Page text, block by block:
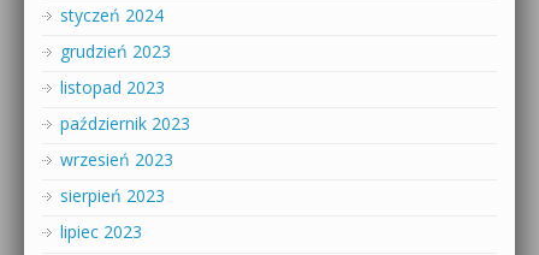
styczeń 2024
grudzień 2023
listopad 2023
październik 2023
wrzesień 2023
sierpień 2023
lipiec 2023